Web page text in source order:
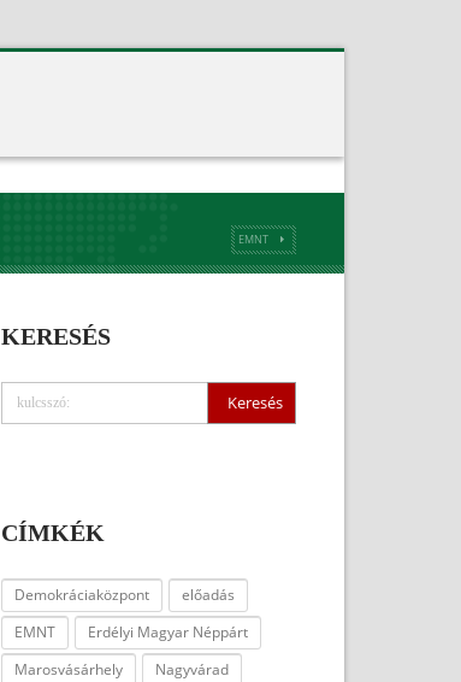
EMNT
KERESÉS
CÍMKÉK
Demokráciaközpont
előadás
EMNT
Erdélyi Magyar Néppárt
Marosvásárhely
Nagyvárad